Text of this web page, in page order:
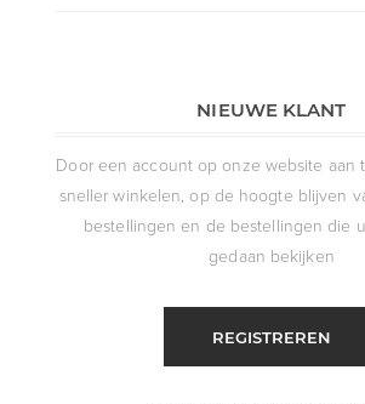
NIEUWE KLANT
Door een account op onze website aan
sneller winkelen, op de hoogte blijven
bestellingen en de bestellingen die
gedaan bekijken
REGISTREREN